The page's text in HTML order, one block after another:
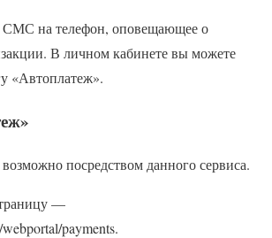
СМС на телефон, оповещающее о
В личном кабинете вы можете
«Автоплатеж».
посредством данного сервиса.
—
payments.